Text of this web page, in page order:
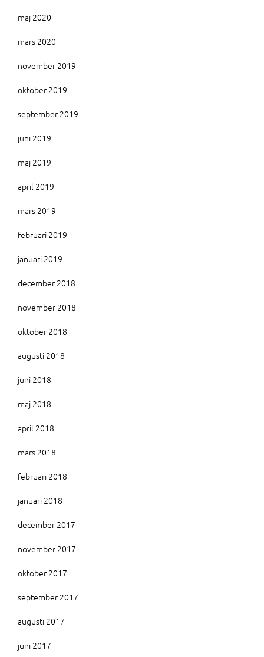
maj 2020
mars 2020
november 2019
oktober 2019
september 2019
juni 2019
maj 2019
april 2019
mars 2019
februari 2019
januari 2019
december 2018
november 2018
oktober 2018
augusti 2018
juni 2018
maj 2018
april 2018
mars 2018
februari 2018
januari 2018
december 2017
november 2017
oktober 2017
september 2017
augusti 2017
juni 2017